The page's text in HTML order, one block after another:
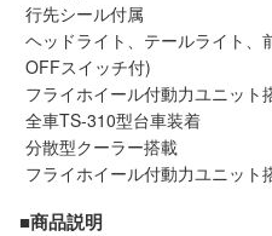
お役立ち情報
鉄道模型の情報
メルマガ登録
行先シール付属
ヘッドライト、テールライト、
OFFスイッチ付)
フライホイール付動力ユニット
全車TS-310型台車装着
分散型クーラー搭載
フライホイール付動力ユニット
■商品説明